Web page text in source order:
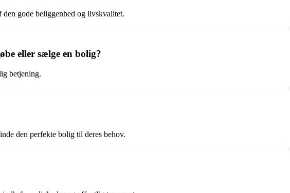
gode beliggenhed og livskvalitet.
eller sælge en bolig?
betjening.
den perfekte bolig til deres behov.